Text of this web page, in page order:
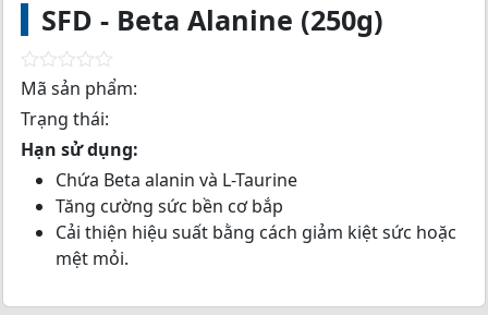
SFD - Beta Alanine (250g)
R
t
d
Mã sản phẩm:
Trạng thái:
Hạn sử dụng:
Chứa Beta alanin và L-Taurine
Tăng cường sức bền cơ bắp
Cải thiện hiệu suất bằng cách giảm kiệt sức hoặc
mệt mỏi.